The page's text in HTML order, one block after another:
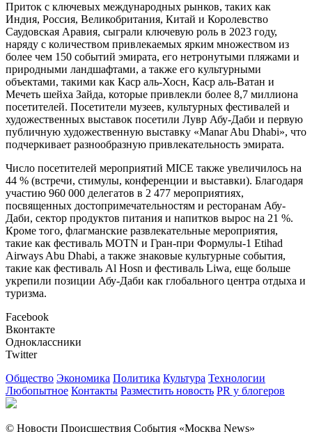
Приток с ключевых международных рынков, таких как
Индия, Россия, Великобритания, Китай и Королевство
Саудовская Аравия, сыграли ключевую роль в 2023 году,
наряду с количеством привлекаемых ярким множеством из
более чем 150 событий эмирата, его нетронутыми пляжами и
природными ландшафтами, а также его культурными
объектами, такими как Каср аль-Хосн, Каср аль-Ватан и
Мечеть шейха Зайда, которые привлекли более 8,7 миллиона
посетителей. Посетители музеев, культурных фестивалей и
художественных выставок посетили Лувр Абу-Даби и первую
публичную художественную выставку «Manar Abu Dhabi», что
подчеркивает разнообразную привлекательность эмирата.
Число посетителей мероприятий MICE также увеличилось на
44 % (встречи, стимулы, конференции и выставки). Благодаря
участию 960 000 делегатов в 2 477 мероприятиях,
посвященных достопримечательностям и ресторанам Абу-
Даби, сектор продуктов питания и напитков вырос на 21 %.
Кроме того, флагманские развлекательные мероприятия,
такие как фестиваль MOTN и Гран-при Формулы-1 Etihad
Airways Abu Dhabi, а также знаковые культурные события,
такие как фестиваль Al Hosn и фестиваль Liwa, еще больше
укрепили позиции Абу-Даби как глобального центра отдыха и
туризма.
Facebook
Вконтакте
Одноклассники
Twitter
Общество Экономика Политика Культура Технологии
Любопытное Контакты Разместить новость PR у блогеров
© Новости Происшествия События «Москва News»